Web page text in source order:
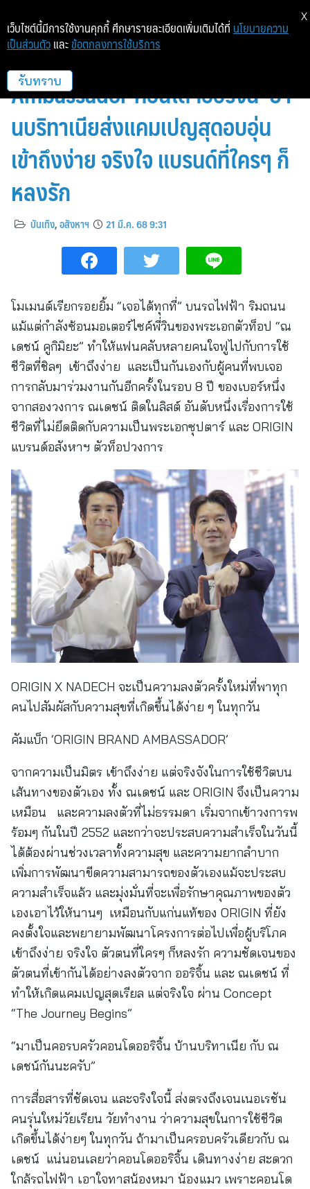
“ณเดชน์ คูกิมิยะ” นั่งแท่น Brand
Ambassador คอนโดฯออริจิ้น–บ้า
นบริทาเนียส่งแคมเปญสุดอบอุ่น
เข้าถึงง่าย จริงใจ แบรนด์ที่ใครๆ ก็
หลงรัก
บันเทิง,อสังหาฯ 21 มี.ค. 68 9:31
โมเมนต์เรียกรอยยิ้ม “เจอได้ทุกที่” บนรถไฟฟ้า ริมถนน
แม้แต่กำลังซ้อนมอเตอร์ไซค์พี่วินของพระเอกตัวท็อป “ณ
เดชน์ คูกิมิยะ” ทำให้แฟนคลับหลายคนใจฟูไปกับการใช้
ชีวิตที่ชิลๆ เข้าถึงง่าย และเป็นกันเองกับผู้คนที่พบเจอ
การกลับมาร่วมงานกันอีกครั้งในรอบ 8 ปี ของเบอร์หนึ่ง
จากสองวงการ ณเดชน์ ติดในลิสต์ อันดับหนึ่งเรื่องการใช้
ชีวิตที่ไม่ยึดติดกับความเป็นพระเอกซุปตาร์ และ ORIGIN
แบรนด์อสังหาฯ ตัวท็อปวงการ
ORIGIN X NADECH จะเป็นความลงตัวครั้งใหม่ที่พาทุก
คนไปสัมผัสกับความสุขที่เกิดขึ้นได้ง่าย ๆ ในทุกวัน
คัมแบ็ก ‘ORIGIN BRAND AMBASSADOR’
จากความเป็นมิตร เข้าถึงง่าย แต่จริงจังในการใช้ชีวิตบน
เส้นทางของตัวเอง ทั้ง ณเดชน์ และ ORIGIN จึงเป็นความ
เหมือน และความลงตัวที่ไม่ธรรมดา เริ่มจากเข้าวงการพ
ร้อมๆ กันในปี 2552 และกว่าจะประสบความสำเร็จในวันนี้
ได้ต้องผ่านช่วงเวลาทั้งความสุข และความยากลำบาก
เพิ่มการพัฒนาขีดความสามารถของตัวเองแม้จะประสบ
ความสำเร็จแล้ว และมุ่งมั่นที่จะเพื่อรักษาคุณภาพของตัว
เองเอาไว้ให้นานๆ เหมือนกับแก่นแท้ของ ORIGIN ที่ยัง
คงตั้งใจและพยายามพัฒนาโครงการต่อไปเพื่อผู้บริโภค
เข้าถึงง่าย จริงใจ ตัวตนที่ใครๆ ก็หลงรัก ความชัดเจนของ
ตัวตนที่เข้ากันได้อย่างลงตัวจาก ออริจิ้น และ ณเดชน์ ที่
ทำให้เกิดแคมเปญสุดเรียล แต่จริงใจ ผ่าน Concept
“The Journey Begins”
“มาเป็นคอรบครัวคอนโดออริจิ้น บ้านบริทาเนีย กับ ณ
เดชน์กันนะครับ”
การสื่อสารที่ชัดเจน และจริงใจนี้ ส่งตรงถึงเจนเนอเรชัน
คนรุ่นใหม่วัยเรียน วัยทำงาน ว่าความสุขในการใช้ชีวิต
เกิดขึ้นได้ง่ายๆ ในทุกวัน ถ้ามาเป็นครอบครัวเดียวกับ ณ
เดชน์ แน่นอนเลยว่าคอนโดออริจิ้น เดินทางง่าย สะดวก
ใกล้รถไฟฟ้า เอาใจทาสน้องหมา น้องแมว เพราะคอนโด
เว็บไซต์นี้มีการใช้งานคุกกี้ ศึกษารายละเอียดเพิ่มเติมได้ที่ นโยบายความ
เป็นส่วนตัว และ ข้อตกลงการใช้บริการ
รับทราบ
X